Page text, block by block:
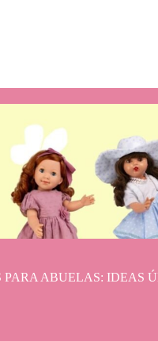
PARA ABUELAS: IDEAS